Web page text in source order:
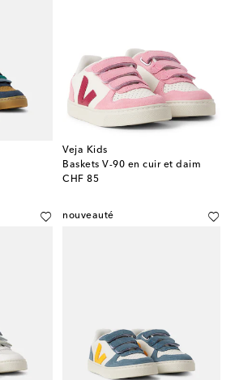
Veja Kids
Baskets V-90 en cuir et daim
CHF 85
original price
nouveauté